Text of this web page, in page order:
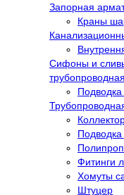
Запорная
Краны
Сифоны и
Фитинги
Хомуты
Штуцер